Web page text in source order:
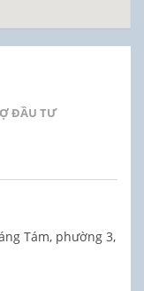
ĐẦU TƯ
Tám, phường 3,